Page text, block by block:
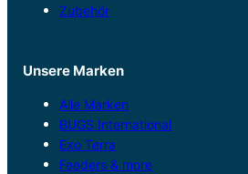
Zubehör
Unsere Marken
Alle Marken
BUGS International
Exo Terra
Feeders & more